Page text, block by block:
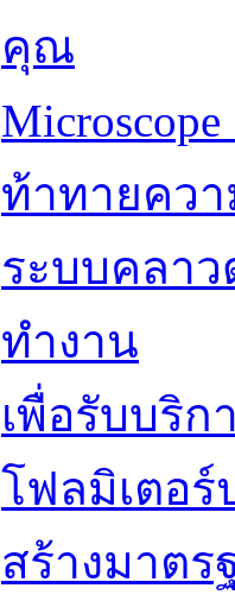
คุณ
ท้าทายควา
ระบบคลา
ทำงาน
เพื่อรับบริ
โฟลมิเตอร์
สร้างมาตร